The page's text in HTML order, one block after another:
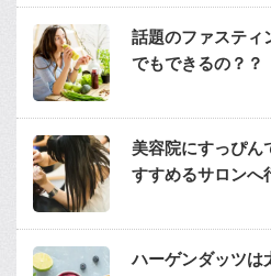
話題のファスティ
でもできるの？？
美容院にすっぴん
すすめるサロンへ
ハーゲンダッツは